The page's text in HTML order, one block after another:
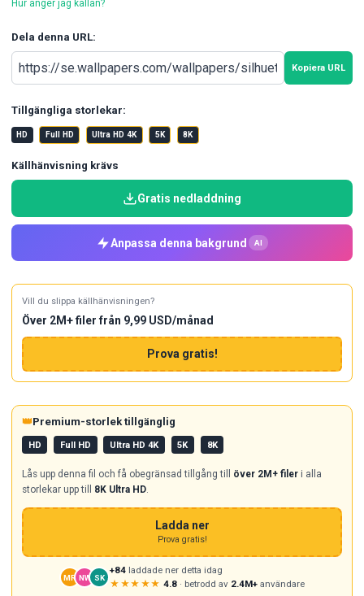
Hur anger jag källan?
Dela denna URL:
Kopiera URL
Tillgängliga storlekar:
HD Full HD Ultra HD 4K 5K 8K
Källhänvisning krävs
Gratis nedladdning
Anpassa denna bakgrund AI
Vill du slippa källhänvisningen?
Över 2M+ filer från 9,99 USD/månad
Prova gratis!
👑Premium-storlek tillgänglig
HD Full HD Ultra HD 4K 5K 8K
Lås upp denna fil och få obegränsad tillgång till över 2M+ fileri alla
storlekar upp till 8K Ultra HD.
Ladda ner
Prova gratis!
MR NW SK
+84 laddade ner detta idag
★★★★★ 4.8· betrodd av 2.4M+användare